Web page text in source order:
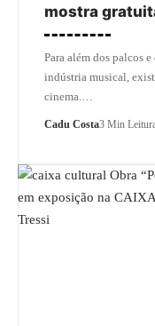
mostra
Para além dos palcos
indústria musical,
cinema.…
Cadu Costa3 Min